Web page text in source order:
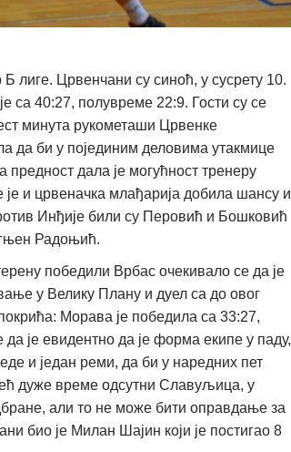
лиге. Црвенчани су синоћ, у сусрету 10.
са 40:27, полувреме 22:9. Гости су се
минута рукометаши Црвенке
да би у појединим деловима утакмице
дала је могућност тренеру
и црвеначка млађарија добила шансу и
Инђије били су Перовић и Бошковић
Радоњић.
победили Врбас очекивало се да је
у Велику Плану и дуел са до овог
Морава је победила са 33:27,
је евидентно да је форма екипе у паду,
и један реми, да би у наредних пет
дуже време одсутни Славуљица, у
али то не може бити оправдање за
био је Милан Шајин који је постигао 8